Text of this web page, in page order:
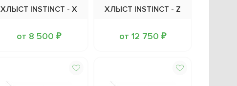
ХЛЫСТ INSTINCT - X
от 8 500 ₽
ХЛЫСТ INSTINCT - Z
от 12 750 ₽